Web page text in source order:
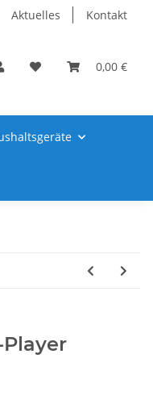
Aktuelles Kontakt
0,00 €
Player